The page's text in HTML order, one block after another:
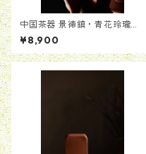
中国茶器 景徳鎮・青花玲瓏
杯 掌に光が宿る伝統工芸茶
器 中国伝統工芸「玲瓏磁」
1970年代復刻 玲瓏茶杯 55m
¥8,900